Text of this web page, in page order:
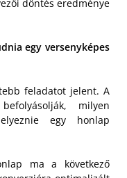
döntés eredménye
egy versenyképes
feladatot jelent. A
milyen
egy honlap
ma a következő